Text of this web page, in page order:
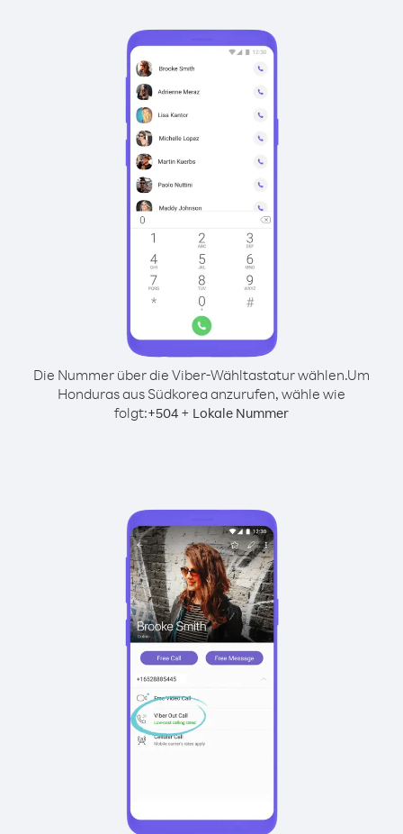
Die Nummer über die Viber-Wähltastatur wählen.Um
Honduras aus Südkorea anzurufen, wähle wie
folgt:+504 + Lokale Nummer